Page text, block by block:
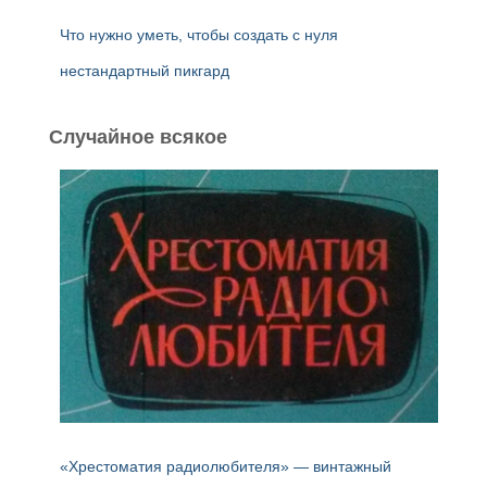
Что нужно уметь, чтобы создать с нуля
нестандартный пикгард
Случайное всякое
«Хрестоматия радиолюбителя» — винтажный